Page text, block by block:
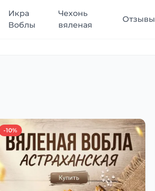
Икра
Воблы
Чехонь
вяленая
Отзывы
-10%